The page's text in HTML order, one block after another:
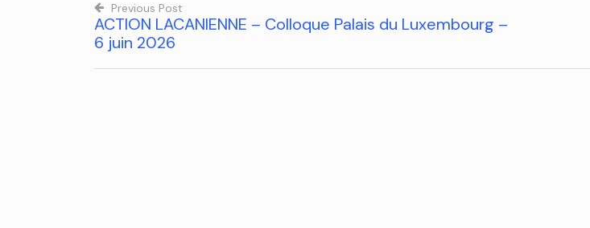
Previous Post
ACTION LACANIENNE – Colloque Palais du Luxembourg –
6 juin 2026